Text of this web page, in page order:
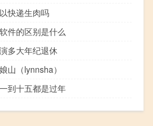
快递生肉吗
件的区别是什么
多大年纪退休
山（lynnsha）
到十五都是过年